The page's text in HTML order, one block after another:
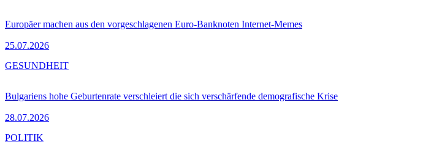
Europäer machen aus den vorgeschlagenen Euro-Banknoten Internet-Memes
25.07.2026
Bulgariens hohe Geburtenrate verschleiert die sich verschärfende demografische Krise
28.07.2026
GESUNDHEIT
POLITIK